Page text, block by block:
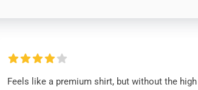
Feels like a premium shirt, but without the high